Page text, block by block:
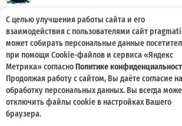
LADA Niva Travel
2026
Гарантия 2 года, без ограничения по
пробегу
Ваш кешбек
С целью улучшения работы сайта и его
взаимодействия с пользователями сайт
может собирать персональные данные
при помощи Cookie-файлов и сервиса «Яндекс
Метрика» согласноПолитике
Продолжая работу с сайтом, Вы даёте согласие на
обработку персональных данных. Вы всегда
отключить файлы cookie в настройках Вашего
браузера.